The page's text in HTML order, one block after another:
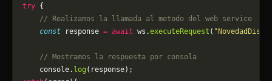
try {
    // Realizamos la llamada al metodo del web service
    const
response = await ws.executeRequest (
    // Mostramos la respuesta por consola
    console.
log (response);